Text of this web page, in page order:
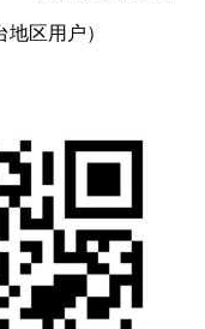
区用户）